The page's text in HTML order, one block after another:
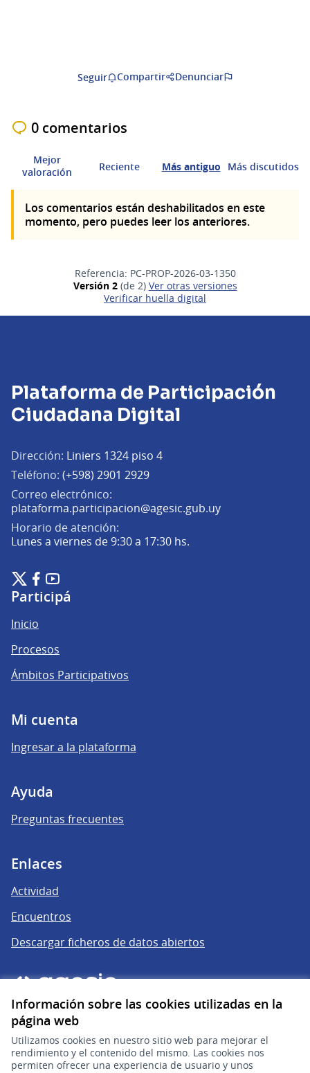
Información sobre las cookies utilizadas en la
página web
Utilizamos cookies en nuestro sitio web para mejorar el
rendimiento y el contenido del mismo. Las cookies nos
permiten ofrecer una experiencia de usuario y unos
Seguir Compartir Denunciar
0 comentarios
Mejor
valoración
Reciente Más antiguo Más discutidos
Los comentarios están deshabilitados en este
momento, pero puedes leer los anteriores.
Referencia: PC-PROP-2026-03-1350
Versión 2(de 2)
ver otras versiones
Verificar huella digital
Plataforma de Participación
Ciudadana Digital
Dirección: Liniers 1324 piso 4
Teléfono: (+598) 2901 2929
Correo electrónico:
plataforma.participacion@agesic.gub.uy(Abrir en una
Horario de atención:
Lunes a viernes de 9:30 a 17:30 hs.
Plataforma de Participación Ciudadana Digital en X
(Enlace externo)
Plataforma de Participación Ciudadana Digital en Facebook
(Enlace externo)
Plataforma de Participación Ciudadana Digital en
(Enlace externo)
Participá
Inicio
Procesos
Ámbitos Participativos
Mi cuenta
Ingresar a la plataforma
Ayuda
Preguntas frecuentes
Enlaces
Actividad
Encuentros
Descargar ficheros de datos abiertos